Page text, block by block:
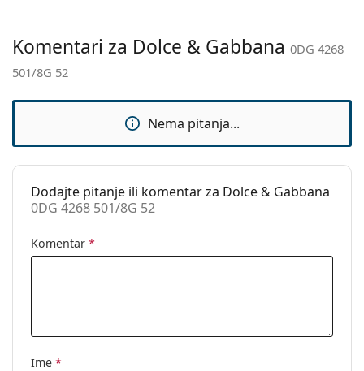
Upotreba:
Moda
Da
Komentari za Dolce & Gabbana 0DG 4268
501/8G 52
Nema pitanja...
Dodajte pitanje ili komentar za Dolce & Gabbana
0DG 4268 501/8G 52
Komentar *
Ime *